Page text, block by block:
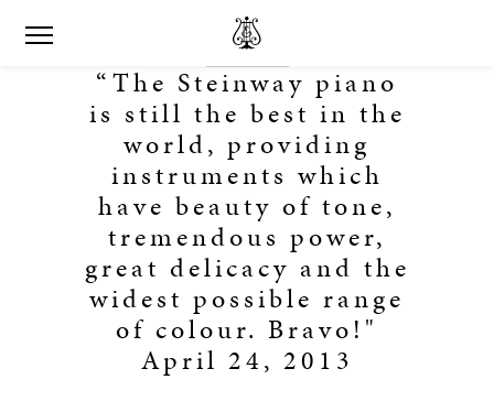
“The Steinway piano
is still the best in the
world, providing
instruments which
have beauty of tone,
tremendous power,
great delicacy and the
widest possible range
of colour. Bravo!"
April 24, 2013